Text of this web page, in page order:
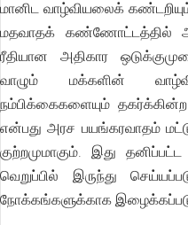
மானிட வாழ்வியலைக்
மதவாதக் கண்ணோட்டத்தில்
ரீதியான அதிகார
வாழும் மக்களின்
நம்பிக்கைகளையும்
என்பது அரச பயங்கரவாதம்
குற்றமுமாகும். இது
வெறுப்பில் இருந்து
நோக்கங்களுக்காக